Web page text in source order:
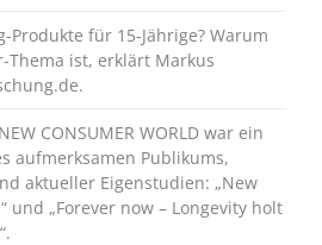
Produkte für 15-Jährige? Warum
Thema ist, erklärt Markus
CONSUMER WORLD war ein
aufmerksamen Publikums,
aktueller Eigenstudien: „New
und „Forever now – Longevity holt